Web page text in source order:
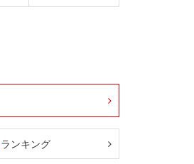
ランキング